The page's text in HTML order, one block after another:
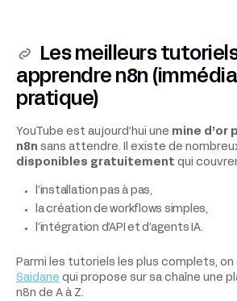
Les meilleurs
apprendre n8n
pratique)
YouTube est aujourd’hui une mine d’or
n8n sans attendre. Il existe de
disponibles gratuitement qui
l’installation pas à pas,
la création de workflows simples,
l’intégration d’API et d’agents IA.
Parmi les tutoriels les plus complets, on
Saidane qui propose sur sa chaîne une
n8n de A à Z.